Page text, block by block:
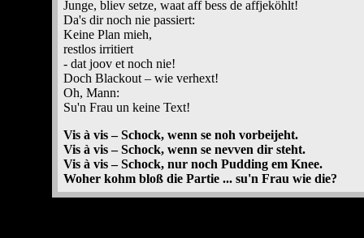
Junge, bliev setze, waat aff bess de affjeköhlt!
Da's dir noch nie passiert:
Keine Plan mieh,
restlos irritiert
- dat joov et noch nie!
Doch Blackout – wie verhext!
Oh, Mann:
Su'n Frau un keine Text!
Vis à vis – Schock, wenn se noh vorbeijeht.
Vis à vis – Schock, wenn se nevven dir steht.
Vis à vis – Schock, nur noch Pudding em Knee.
Woher kohm bloß die Partie ... su'n Frau wie die?